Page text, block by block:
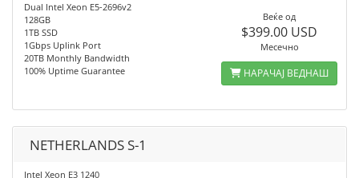
Dual Intel Xeon E5-2696v2
128GB
1TB SSD
1Gbps Uplink Port
20TB Monthly Bandwidth
100% Uptime Guarantee
Веќе од
$399.00 USD
Месечно
НАРАЧАЈ ВЕДНАШ
NETHERLANDS S-1
Intel Xeon E3 1240